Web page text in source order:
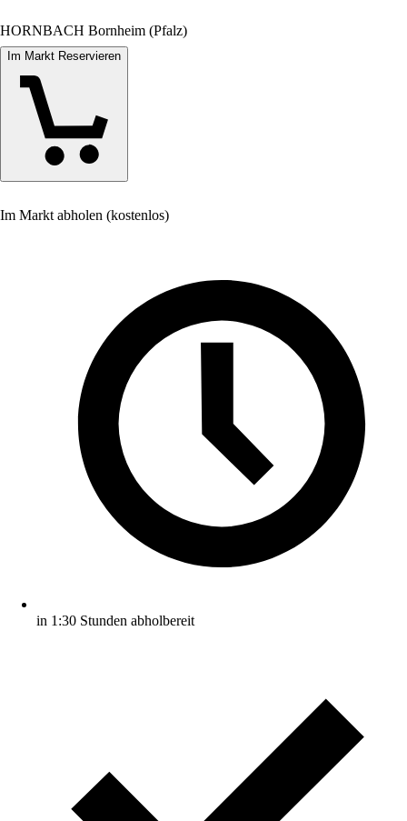
HORNBACH Bornheim (Pfalz)
Im Markt Reservieren
Im Markt abholen (kostenlos)
in 1:30 Stunden abholbereit